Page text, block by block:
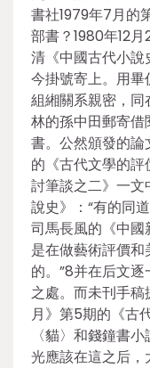
書社1979年7月的
部書？1980年12
清《中國古代小說
今掛號寄上。用畢
組緗關系親密，
林的孫中田郵寄
書。公然頒發的論
的《古代文學的
討筆談之二》一
說史》：“有的同
司馬長風的《中
是在做藝術評價
的。”8并在后文
之處。而未刊手稿
月》第5期的《古
〈貓〉和錢鐘書
光應該在這之后，